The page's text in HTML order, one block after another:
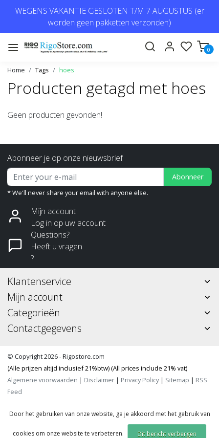
WEGENS VAKANTIE GESLOTEN T/M 7 AUGUSTUS (er
worden geen pakketten verzonden)
0
Home Tags hoes
Producten getagd met hoes
Geen producten gevonden!
Abonneer je op onze nieuwsbrief
Abonneer
* We'll never share your email with anyone else.
Mijn account
Log in op uw account
Questions?
Heeft u vragen
?
Klantenservice
Mijn account
Categorieën
Contactgegevens
© Copyright 2026 - Rigostore.com
(Alle prijzen altijd inclusief 21%btw) (All prices include 21% vat)
Algemene voorwaarden | Disclaimer | Privacy Policy| Sitemap | RSS
Feed
Door het gebruiken van onze website, ga je akkoord met het gebruik van
cookies om onze website te verbeteren. Dit bericht verbergen